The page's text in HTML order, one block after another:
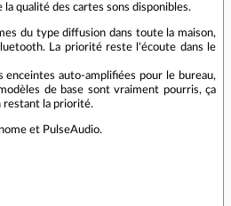
la qualité des cartes sons disponibles.
du type diffusion dans toute la maison,
La priorité reste l'écoute dans le
enceintes auto-amplifiées pour le bureau,
de base sont vraiment pourris, ça
restant la priorité.
et PulseAudio.